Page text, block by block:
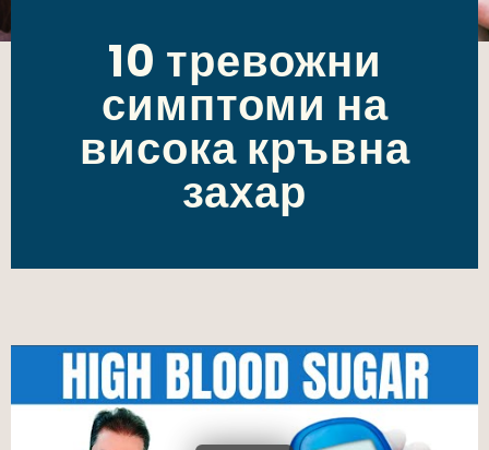
10 тревожни
симптоми на
висока кръвна
захар